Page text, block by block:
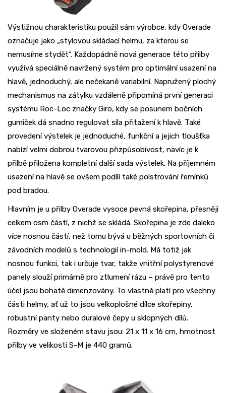
Výstižnou charakteristiku použil sám výrobce, kdy Overade
označuje jako „stylovou skládací helmu, za kterou se
nemusíme stydět“. Každopádně nová generace této přilby
využívá speciálně navržený systém pro optimální usazení na
hlavě, jednoduchý, ale nečekaně variabilní. Napružený plochý
mechanismus na zátylku vzdáleně připomíná první generaci
systému Roc-Loc značky Giro, kdy se posunem bočních
gumiček dá snadno regulovat síla přitažení k hlavě. Také
provedení výstelek je jednoduché, funkční a jejich tloušťka
nabízí velmi dobrou tvarovou přizpůsobivost, navíc je k
přilbě přiložena kompletní další sada výstelek. Na příjemném
usazení na hlavě se ovšem podílí také polstrování řemínků
pod bradou.
Hlavním je u přilby Overade vysoce pevná skořepina, přesněji
celkem osm částí, z nichž se skládá. Skořepina je zde daleko
více nosnou částí, než tomu bývá u běžných sportovních či
závodních modelů s technologií in-mold. Má totiž jak
nosnou funkci, tak i určuje tvar, takže vnitřní polystyrenové
panely slouží primárně pro ztlumení rázu – právě pro tento
účel jsou bohatě dimenzovány. To vlastně platí pro všechny
části helmy, ať už to jsou velkoplošné dílce skořepiny,
robustní panty nebo duralové čepy u sklopných dílů.
Rozměry ve složeném stavu jsou: 21 x 11 x 16 cm, hmotnost
přilby ve velikosti S-M je 440 gramů.